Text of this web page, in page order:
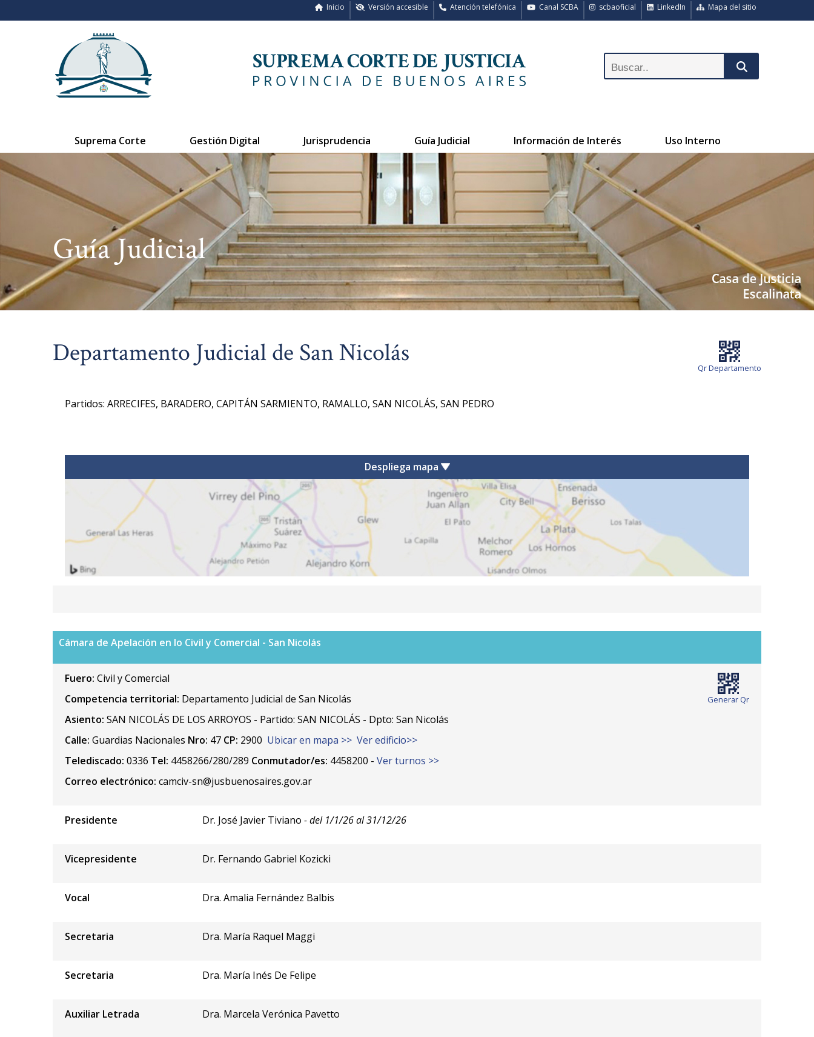
Mapa del sitio
LinkedIn
scbaoficial
Canal SCBA
Atención telefónica
Versión accesible
Inicio
Suprema Corte Gestión Digital Jurisprudencia Guía Judicial Información de Interés Uso Interno
Guía Judicial
Qr Departamento
Departamento Judicial de San Nicolás
Partidos: ARRECIFES, BARADERO, CAPITÁN SARMIENTO, RAMALLO, SAN NICOLÁS, SAN PEDRO
Despliega mapa
Cámara de Apelación en lo Civil y Comercial - San Nicolás
Generar Qr
Fuero: Civil y Comercial
Competencia territorial: Departamento Judicial de San Nicolás
Asiento: SAN NICOLÁS DE LOS ARROYOS - Partido: SAN NICOLÁS - Dpto: San Nicolás
Calle: Guardias Nacionales Nro: 47 CP: 2900 Ubicar en mapa >> Ver edificio>>
Telediscado: 0336 Tel: 4458266/280/289 Conmutador/es: 4458200 - Ver turnos >>
Correo electrónico: camciv-sn@jusbuenosaires.gov.ar
Presidente Dr. José Javier Tiviano - del 1/1/26 al 31/12/26
Vicepresidente Dr. Fernando Gabriel Kozicki
Vocal Dra. Amalia Fernández Balbis
Secretaria Dra. María Raquel Maggi
Secretaria Dra. María Inés De Felipe
Auxiliar Letrada Dra. Marcela Verónica Pavetto